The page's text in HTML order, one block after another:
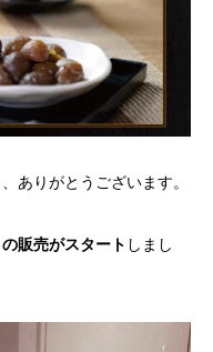
ありがとうございます。
販売がスタート しまし